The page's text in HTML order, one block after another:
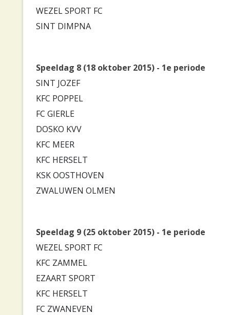
WEZEL SPORT FC
SINT DIMPNA
Speeldag 8 (18 oktober 2015) - 1e periode
SINT JOZEF
KFC POPPEL
FC GIERLE
DOSKO KVV
KFC MEER
KFC HERSELT
KSK OOSTHOVEN
ZWALUWEN OLMEN
Speeldag 9 (25 oktober 2015) - 1e periode
WEZEL SPORT FC
KFC ZAMMEL
EZAART SPORT
KFC HERSELT
FC ZWANEVEN